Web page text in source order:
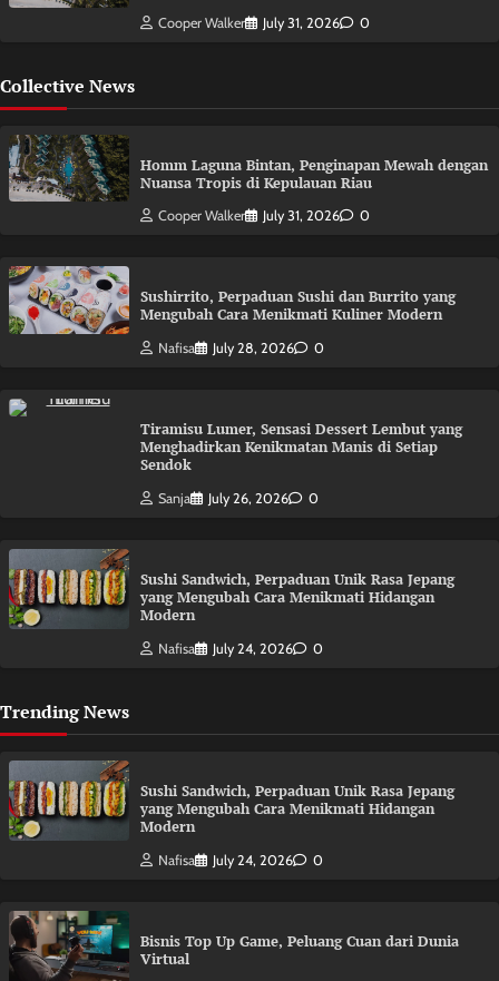
Cooper Walker July 31, 2026 0
Collective News
Homm Laguna Bintan, Penginapan Mewah dengan
Nuansa Tropis di Kepulauan Riau
Cooper Walker July 31, 2026 0
Sushirrito, Perpaduan Sushi dan Burrito yang
Mengubah Cara Menikmati Kuliner Modern
Nafisa July 28, 2026 0
Tiramisu Lumer, Sensasi Dessert Lembut yang
Menghadirkan Kenikmatan Manis di Setiap
Sendok
Sanja July 26, 2026 0
Sushi Sandwich, Perpaduan Unik Rasa Jepang
yang Mengubah Cara Menikmati Hidangan
Modern
Nafisa July 24, 2026 0
Trending News
Sushi Sandwich, Perpaduan Unik Rasa Jepang
yang Mengubah Cara Menikmati Hidangan
Modern
Nafisa July 24, 2026 0
Bisnis Top Up Game, Peluang Cuan dari Dunia
Virtual